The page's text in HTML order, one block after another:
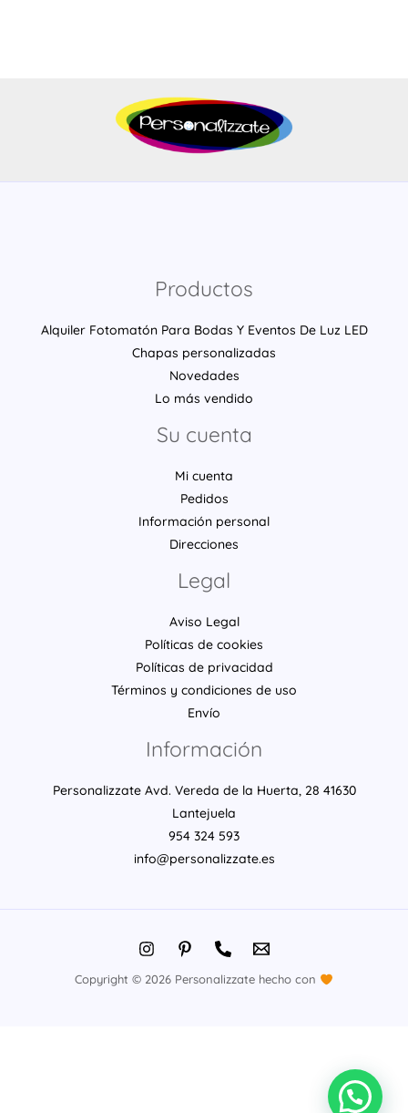
Productos
Alquiler Fotomatón Para Bodas Y Eventos De Luz LED
Chapas personalizadas
Novedades
Lo más vendido
Su cuenta
Mi cuenta
Pedidos
Información personal
Direcciones
Legal
Aviso Legal
Políticas de cookies
Políticas de privacidad
Términos y condiciones de uso
Envío
Información
Personalizzate Avd. Vereda de la Huerta, 28 41630
Lantejuela
954 324 593
info@personalizzate.es
Copyright © 2026 Personalizzate hecho con